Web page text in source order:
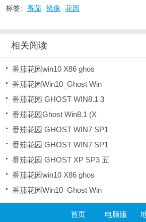
标签: 番茄 镜像 花园
相关阅读
番茄花园win10 X86 ghos
番茄花园Win10_Ghost Win
番茄花园 GHOST WIN8.1 3
番茄花园Ghost Win8.1 (X
番茄花园 GHOST WIN7 SP1
番茄花园 GHOST WIN7 SP1
番茄花园 GHOST XP SP3 五
番茄花园win10 X86 ghos
番茄花园Win10_Ghost Win
首页 电脑版